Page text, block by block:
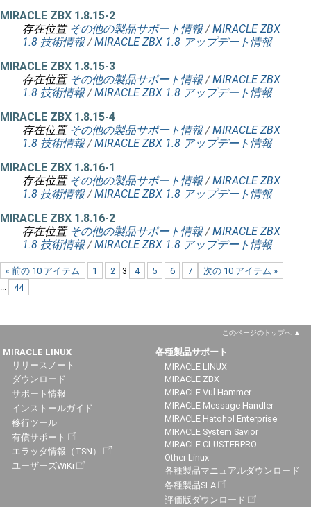
MIRACLE ZBX 1.8.15-2
存在位置 その他の製品サポート情報 /MIRACLE ZBX
1.8 技術情報 /MIRACLE ZBX 1.8 アップデート情報
MIRACLE ZBX 1.8.15-3
存在位置 その他の製品サポート情報 /MIRACLE ZBX
1.8 技術情報 /MIRACLE ZBX 1.8 アップデート情報
MIRACLE ZBX 1.8.15-4
存在位置 その他の製品サポート情報 /MIRACLE ZBX
1.8 技術情報 /MIRACLE ZBX 1.8 アップデート情報
MIRACLE ZBX 1.8.16-1
存在位置 その他の製品サポート情報 /MIRACLE ZBX
1.8 技術情報 /MIRACLE ZBX 1.8 アップデート情報
MIRACLE ZBX 1.8.16-2
存在位置 その他の製品サポート情報 /MIRACLE ZBX
1.8 技術情報 /MIRACLE ZBX 1.8 アップデート情報
« 前の 10 アイテム 次の 10 アイテム »
1 2 3 4 5 6
7
...
44
このページのトップへ
MIRACLE LINUX
リリースノート
ダウンロード
サポート情報
インストールガイド
移行ツール
有償サポート
エラッタ情報（TSN）
ユーザーズWiKi
各種製品サポート
MIRACLE LINUX
MIRACLE ZBX
MIRACLE Vul Hammer
MIRACLE Message Handler
MIRACLE Hatohol Enterprise
MIRACLE System Savior
MIRACLE CLUSTERPRO
Other Linux
各種製品マニュアルダウンロード
各種製品SLA
評価版ダウンロード